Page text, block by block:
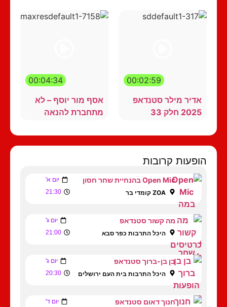
00:02:59
אדיר מילר סטנדאפ
2025 חלק 33
00:04:34
אסף מור יוסף – לא
מתחברת להנאה
הופעות קרובות
Open Mic בהנחיית שחר חסון יום א'
ZOA קומדי בר 21:30
מה קשור סטנדאפ יום ג'
היכל התרבות כפר סבא 21:00
בן בן-ברוך סטנדאפ יום ג'
היכל התרבות בית העם ירושלים 20:30
חנוך דאום סטנדאפ יום ד'